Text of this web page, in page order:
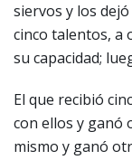
siervos y los
cinco talentos, a
su capacidad;
El que recibió
con ellos y ganó
mismo y ganó